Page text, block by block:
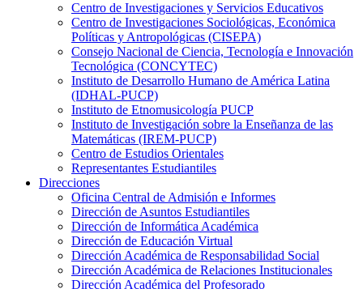
Centro de Investigaciones y Servicios Educativos
Centro de Investigaciones Sociológicas, Económica
Políticas y Antropológicas (CISEPA)
Consejo Nacional de Ciencia, Tecnología e Innovación
Tecnológica (CONCYTEC)
Instituto de Desarrollo Humano de América Latina
(IDHAL-PUCP)
Instituto de Etnomusicología PUCP
Instituto de Investigación sobre la Enseñanza de las
Matemáticas (IREM-PUCP)
Centro de Estudios Orientales
Representantes Estudiantiles
Direcciones
Oficina Central de Admisión e Informes
Dirección de Asuntos Estudiantiles
Dirección de Informática Académica
Dirección de Educación Virtual
Dirección Académica de Responsabilidad Social
Dirección Académica de Relaciones Institucionales
Dirección Académica del Profesorado